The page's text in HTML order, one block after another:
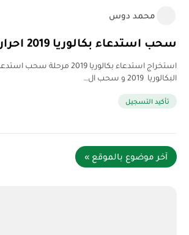
محمد دوس
سحب استدعاء بكالوريا 2019 احرار
استخراج استدعاء بكالوريا 2019
البكالوريا 2019 و سحب ال…
تأكيد التسجيل
آخر موضوع بالموقع »